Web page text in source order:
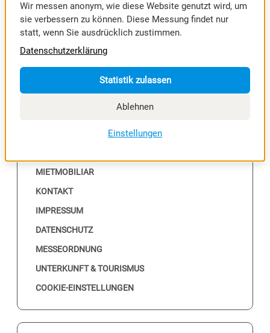
SPORTMESSE
RIEDER MESSE
RIEDER VOLKSFEST
MIETMOBILIAR
KONTAKT
IMPRESSUM
DATENSCHUTZ
MESSEORDNUNG
UNTERKUNFT & TOURISMUS
COOKIE-EINSTELLUNGEN
Wir messen anonym, wie diese Website genutzt wird, um
sie verbessern zu können. Diese Messung findet nur
statt, wenn Sie ausdrücklich zustimmen.
Datenschutzerklärung
Statistik zulassen
Ablehnen
Einstellungen